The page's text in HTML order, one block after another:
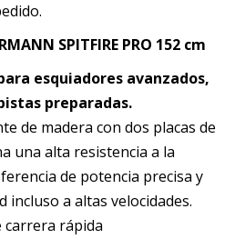
SPITFIRE PRO 152 cm
esquiadores avanzados,
preparadas.
de madera con dos placas de
una alta resistencia a la
de potencia precisa y
incluso a altas velocidades.
carrera rápida